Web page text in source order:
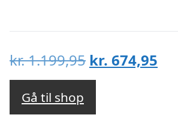
kr.1.199,95 Den
oprindelige
var:
kr. 674,95
Gå til shop